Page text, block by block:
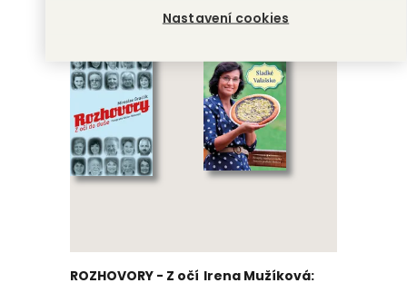
Nastavení cookies
Richard Pachman
Miroslav Graclík,
ROZHOVORY - Z očí Irena Mužíková: